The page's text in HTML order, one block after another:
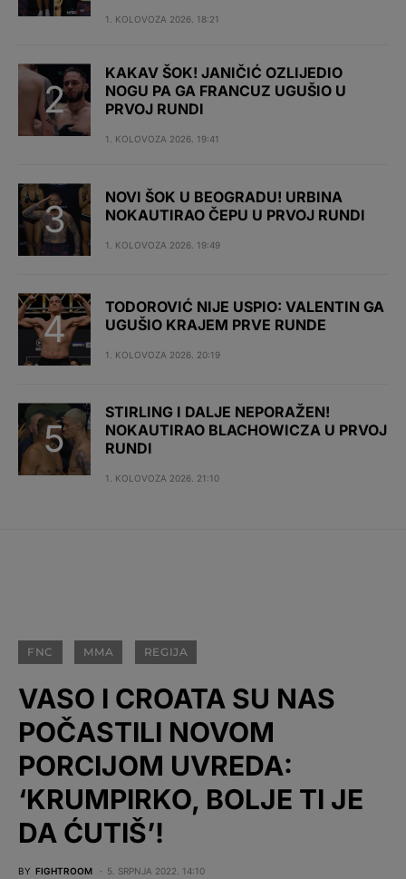
1. KOLOVOZA 2026. 18:21
KAKAV ŠOK! JANIČIĆ OZLIJEDIO
NOGU PA GA FRANCUZ UGUŠIO U
PRVOJ RUNDI
1. KOLOVOZA 2026. 19:41
NOVI ŠOK U BEOGRADU! URBINA
NOKAUTIRAO ČEPU U PRVOJ RUNDI
1. KOLOVOZA 2026. 19:49
TODOROVIĆ NIJE USPIO: VALENTIN GA
UGUŠIO KRAJEM PRVE RUNDE
1. KOLOVOZA 2026. 20:19
STIRLING I DALJE NEPORAŽEN!
NOKAUTIRAO BLACHOWICZA U PRVOJ
RUNDI
1. KOLOVOZA 2026. 21:10
FNC MMA REGIJA
VASO I CROATA SU NAS
POČASTILI NOVOM
PORCIJOM UVREDA:
‘KRUMPIRKO, BOLJE TI JE
DA ĆUTIŠ’!
BY FIGHTROOM 5. SRPNJA 2022. 14:10